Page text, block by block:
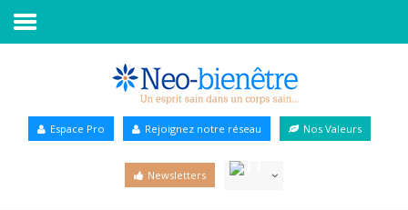
Annuaire Bien-être
Espace Pro Rejoignez notre réseau Nos Valeurs
Newsletters